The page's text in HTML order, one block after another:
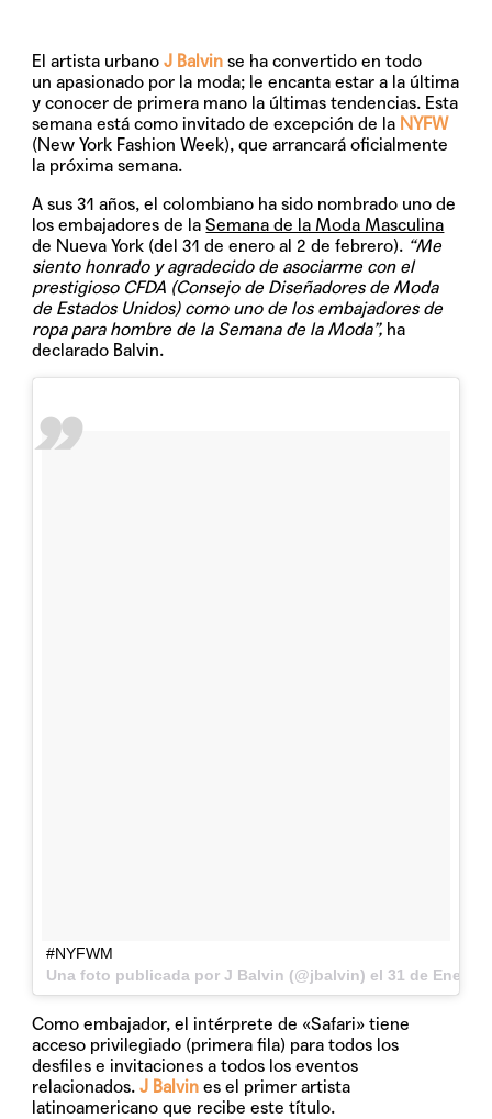
El artista urbano J Balvin se ha convertido en todo
un apasionado por la moda; le encanta estar a la última
y conocer de primera mano la últimas tendencias. Esta
semana está como invitado de excepción de la NYFW
(New York Fashion Week), que arrancará oficialmente
la próxima semana.
A sus 31 años, el colombiano ha sido nombrado uno de
los embajadores de laSemana de la Moda Masculina
de Nueva York (del 31 de enero al 2 de febrero). “Me
siento honrado y agradecido de asociarme con el
prestigioso CFDA (Consejo de Diseñadores de Moda
de Estados Unidos) como uno de los embajadores de
ropa para hombre de la Semana de la Moda”, ha
declarado Balvin.
#NYFWM
Una foto publicada por J Balvin (@jbalvin) el31 de Ene de
Como embajador, el intérprete de «Safari» tiene
acceso privilegiado (primera fila) para todos los
desfiles e invitaciones a todos los eventos
relacionados.J Balvin es el primer artista
latinoamericano que recibe este título.